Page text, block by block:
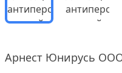
Арнест Юнирусь